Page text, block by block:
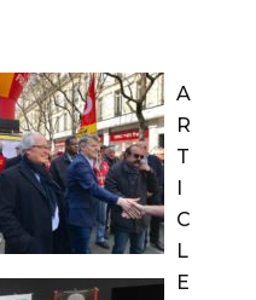
A
R
T
I
C
L
E